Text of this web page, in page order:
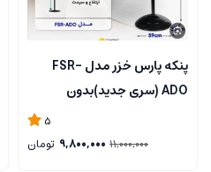
پنکه پارس خزر مدل FSR-
ADO (سری جدید)بدون
صدا..با کنترل..بادهی بیشتر
5
11,000,000
9,800,000 تومان